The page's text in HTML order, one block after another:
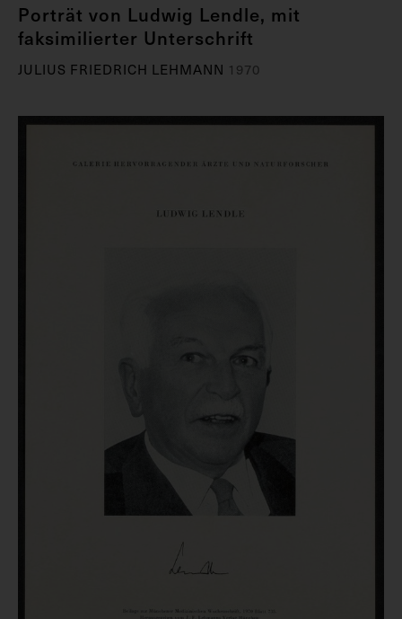
Porträt von Ludwig Lendle, mit
faksimilierter Unterschrift
JULIUS FRIEDRICH LEHMANN 1970